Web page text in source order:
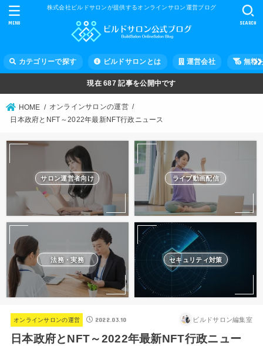
株式会社ビルドサロンが提供するオンラインサロン運営ブログ
カテゴリーで探す ビルドサロンとは 運営会社 無料
SEARCH
MENU
現在687 記事を公開中です
HOME
オンラインサロンの運営
日本政府とNFT～2022年最新NFT行政ニュース
サロン運営者向け ライブ動画配信
法務・実務 セキュリティ対策
オンラインサロンの運営 2022.03.10 ビルドサロン編集室
日本政府とNFT～2022年最新NFT行政ニュー